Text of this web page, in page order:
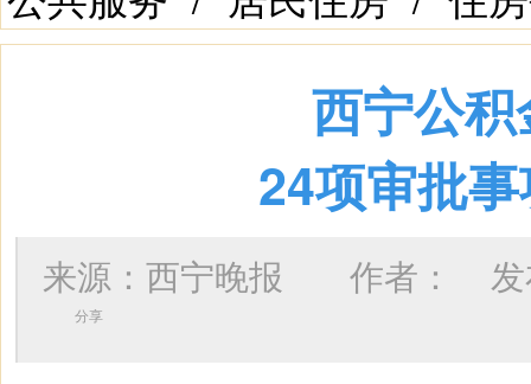
西宁公
24项审批
来源：西宁晚报 作者：
分享